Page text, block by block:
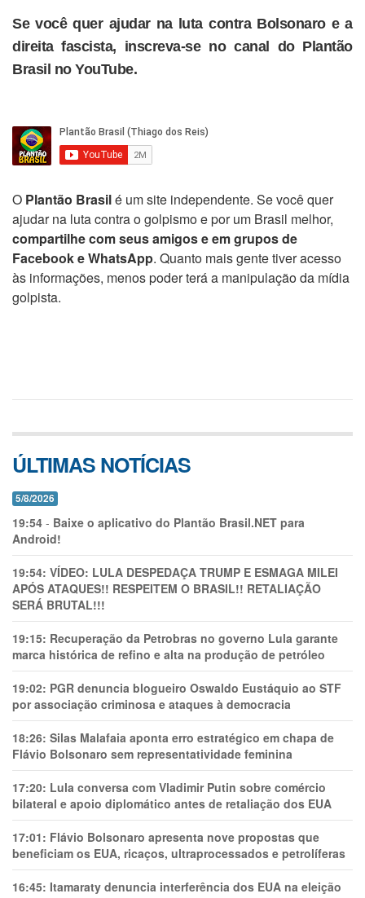
Se você quer ajudar na luta contra Bolsonaro e a
direita fascista, inscreva-se no canal do Plantão
Brasil no YouTube.
O Plantão Brasilé um site independente. Se você quer
ajudar na luta contra o golpismo e por um Brasil melhor,
compartilhe com seus amigos e em grupos de
Facebook e WhatsApp. Quanto mais gente tiver acesso
às informações, menos poder terá a manipulação da mídia
golpista.
ÚLTIMAS NOTÍCIAS
5/8/2026
19:54 - Baixe o aplicativo do Plantão Brasil.NET para
Android!
19:54: VÍDEO: LULA DESPEDAÇA TRUMP E ESMAGA MILEI
APÓS ATAQUES!! RESPEITEM O BRASIL!! RETALIAÇÃO
SERÁ BRUTAL!!!
19:15: Recuperação da Petrobras no governo Lula garante
marca histórica de refino e alta na produção de petróleo
19:02: PGR denuncia blogueiro Oswaldo Eustáquio ao STF
por associação criminosa e ataques à democracia
18:26: Silas Malafaia aponta erro estratégico em chapa de
Flávio Bolsonaro sem representatividade feminina
17:20: Lula conversa com Vladimir Putin sobre comércio
bilateral e apoio diplomático antes de retaliação dos EUA
17:01: Flávio Bolsonaro apresenta nove propostas que
beneficiam os EUA, ricaços, ultraprocessados e petrolíferas
16:45: Itamaraty denuncia interferência dos EUA na eleição